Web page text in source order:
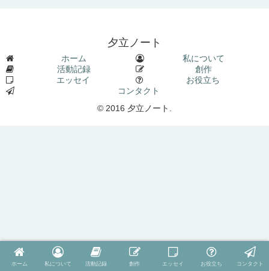
夕立ノート
ホーム
私について
活動記録
創作
エッセイ
お役立ち
コンタクト
© 2016 夕立ノート.
ホーム 私について 活動記録 創作 エッセイ お役立ち コンタクト